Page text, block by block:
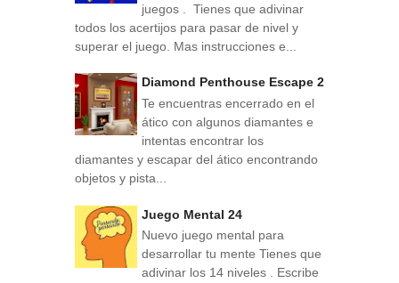
juegos . Tienes que adivinar
todos los acertijos para pasar de nivel y
superar el juego. Mas instrucciones e...
Diamond Penthouse Escape 2
Te encuentras encerrado en el
ático con algunos diamantes e
intentas encontrar los
diamantes y escapar del ático encontrando
objetos y pista...
Juego Mental 24
Nuevo juego mental para
desarrollar tu mente Tienes que
adivinar los 14 niveles . Escribe